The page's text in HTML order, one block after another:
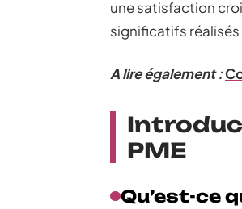
une satisfaction
significatifs
A lire également :
PME
Qu’est-ce